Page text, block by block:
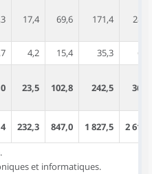
17,4 69,6 171,4
4,2 15,4 35,3
23,5 102,8 242,5
232,3 847,0 1 827,5 2
et informatiques.